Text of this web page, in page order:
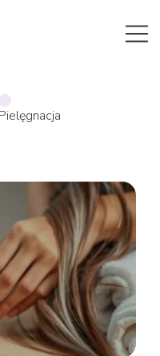
Pielęgnacja